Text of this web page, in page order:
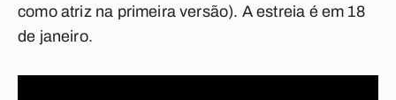
como atriz na primeira versão). A estreia é em 18
de janeiro.